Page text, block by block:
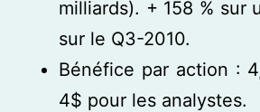
milliards). + 158 % sur
sur le Q3-2010.
Bénéfice par action :
4$ pour les analystes.